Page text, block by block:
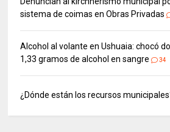
sistema de coimas en Obras Privadas
Alcohol al volante en Ushuaia: chocó
1,33 gramos de alcohol en sangre
34
¿Dónde están los recursos